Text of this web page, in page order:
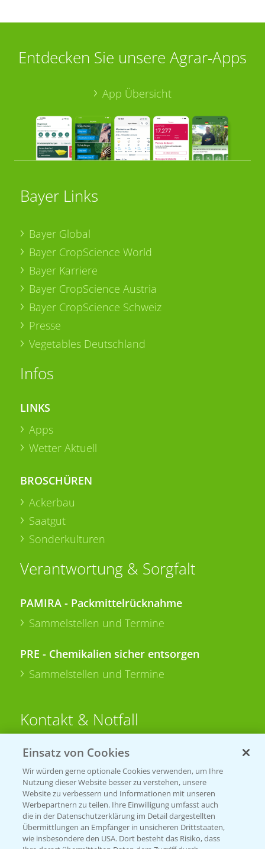
Entdecken Sie unsere Agrar-Apps
App Übersicht
Bayer Links
Bayer Global
Bayer CropScience World
Bayer Karriere
Bayer CropScience Austria
Bayer CropScience Schweiz
Presse
Vegetables Deutschland
Infos
LINKS
Apps
Wetter Aktuell
BROSCHÜREN
Ackerbau
Saatgut
Sonderkulturen
Verantwortung & Sorgfalt
PAMIRA - Packmittelrücknahme
Sammelstellen und Termine
PRE - Chemikalien sicher entsorgen
Sammelstellen und Termine
Kontakt & Notfall
Beratung auf WhatsApp
T.+49 (0)174 346 564 1
KONTAKT
Hilfe in Notfällen
Einsatz von Cookies
Wir würden gerne optionale Cookies verwenden, um Ihre
Nutzung dieser Website besser zu verstehen, unsere
Website zu verbessern und Informationen mit unseren
Werbepartnern zu teilen. Ihre Einwilligung umfasst auch
die in der Datenschutzerklärung im Detail dargestellten
Übermittlungen an Empfänger in unsicheren Drittstaaten,
wie insbesondere den USA. Dort besteht das Risiko, dass